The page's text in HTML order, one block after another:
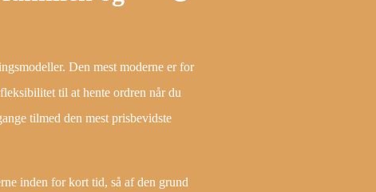
Den mest moderne er for
til at hente ordren når du
tilmed den mest prisbevidste
inden for kort tid, så af den grund